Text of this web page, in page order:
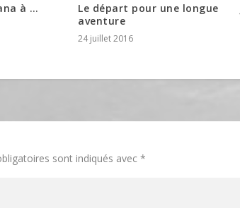
à …
Le départ pour une longue
aventure
24 juillet 2016
sont indiqués avec*